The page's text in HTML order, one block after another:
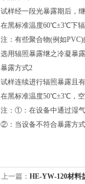
试样经一段光暴露期后，
在黑标准温度60℃±3℃下
注：有些聚合物(例如
选用辐照暴露继之冷凝暴
暴露方式2
试样连续进行辐照暴露且
在黑标准温度50℃±3℃，
注：①：在设备中通过湿
②：当设备不符合暴露方
上一篇： HE-YW-120材料